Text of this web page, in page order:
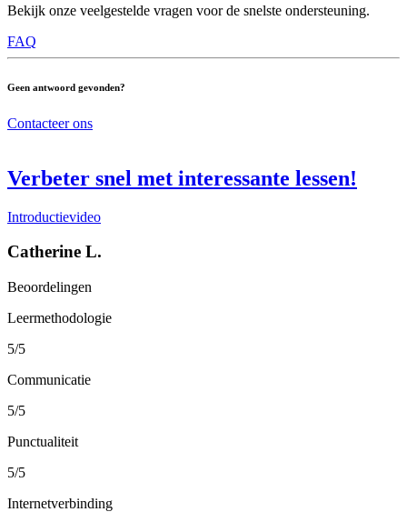
Bekijk onze veelgestelde vragen voor de snelste ondersteuning.
FAQ
Geen antwoord gevonden?
Contacteer ons
Verbeter snel met interessante lessen!
Introductievideo
Catherine L.
Beoordelingen
Leermethodologie
5/5
Communicatie
5/5
Punctualiteit
5/5
Internetverbinding